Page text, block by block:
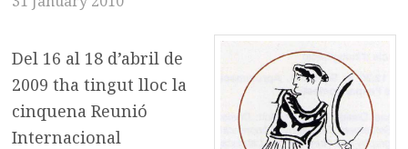
Del 16 al 18 d’abril de
2009 tha tingut lloc la
cinquena Reunió
Internacional